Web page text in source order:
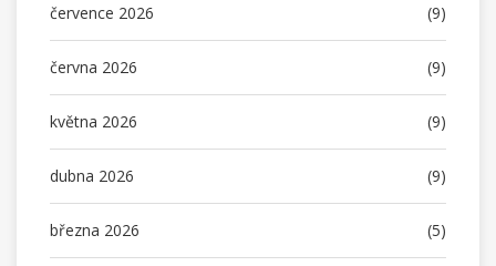
července 2026 (9)
června 2026 (9)
května 2026 (9)
dubna 2026 (9)
března 2026 (5)